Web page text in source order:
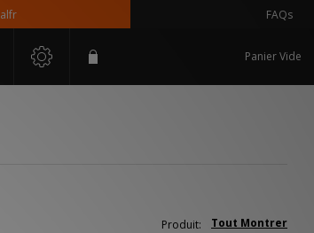
FAQs
Panier Vide
Tout Montrer
Produit: